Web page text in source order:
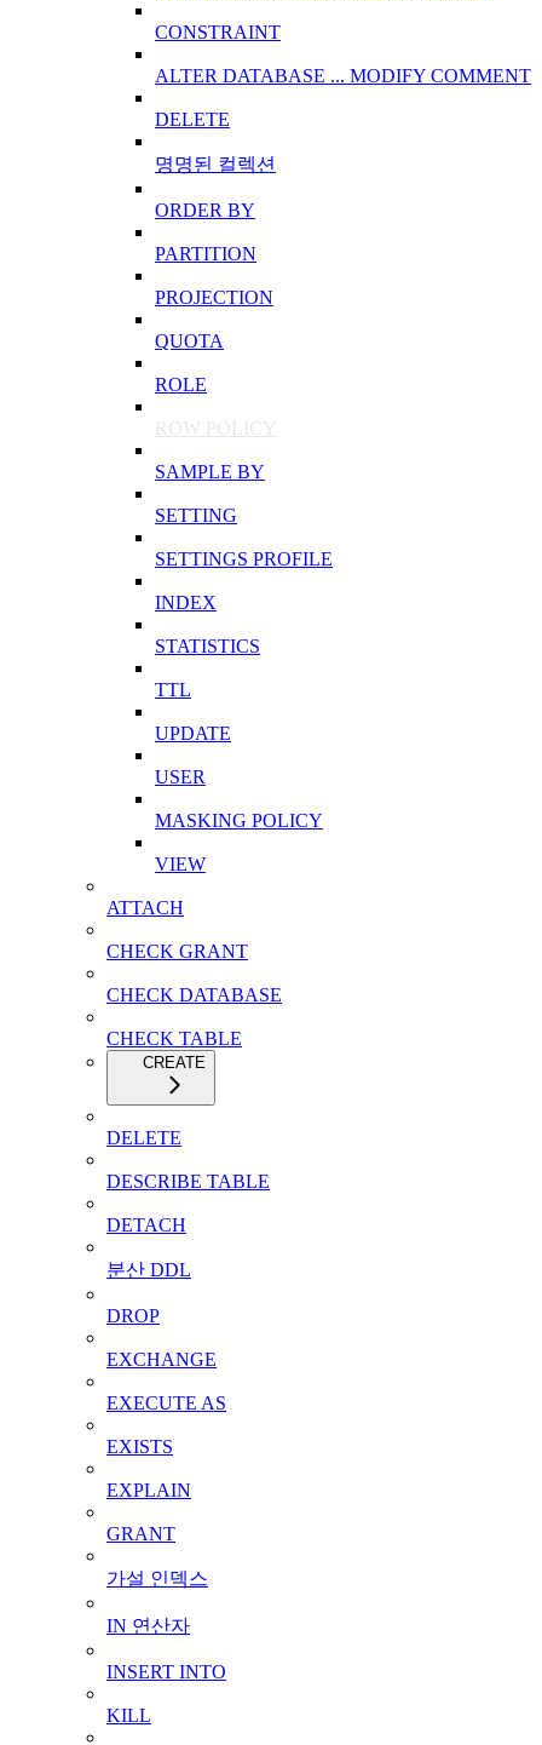
CONSTRAINT
ALTER DATABASE ... MODIFY COMMENT
DELETE
명명된 컬렉션
ORDER BY
PARTITION
PROJECTION
QUOTA
ROLE
ROW POLICY
SAMPLE BY
SETTING
SETTINGS PROFILE
INDEX
STATISTICS
TTL
UPDATE
USER
MASKING POLICY
VIEW
ATTACH
CHECK GRANT
CHECK DATABASE
CHECK TABLE
CREATE
DELETE
DESCRIBE TABLE
DETACH
분산 DDL
DROP
EXCHANGE
EXECUTE AS
EXISTS
EXPLAIN
GRANT
가설 인덱스
IN 연산자
INSERT INTO
KILL